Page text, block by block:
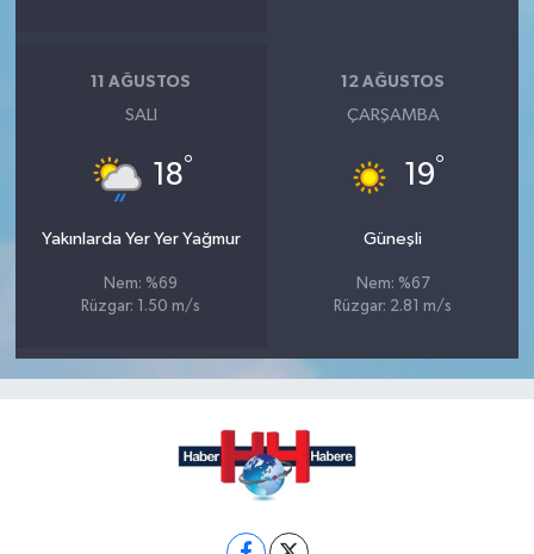
11 AĞUSTOS
SALI
18°
Yakınlarda Yer Yer Yağmur
Nem: %69
Rüzgar: 1.50 m/s
12 AĞUSTOS
ÇARŞAMBA
19°
Güneşli
Nem: %67
Rüzgar: 2.81 m/s